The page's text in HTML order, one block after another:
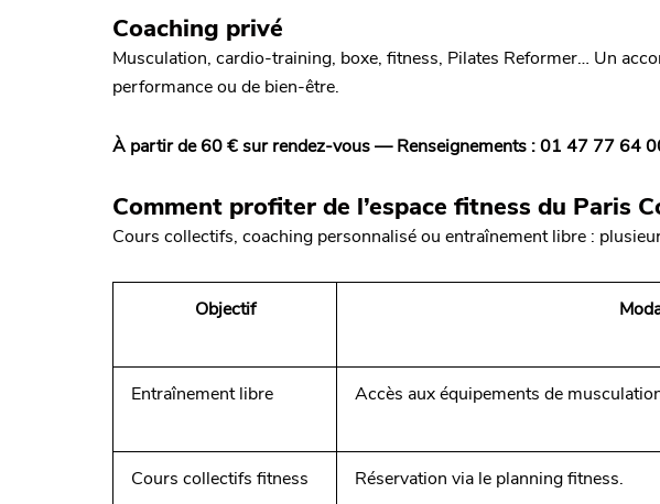
Coaching privé
Musculation, cardio-training, boxe, fitness, Pilates Reformer… Un
performance ou de bien-être.
À partir de 60 € sur rendez-vous — Renseignements : 01 47 77 64
Comment profiter de l’espace fitness du Paris
Cours collectifs, coaching personnalisé ou entraînement libre :
Objectif
Entraînement libre Accès aux équipements de
Cours collectifs fitness Réservation via le planning fitness.